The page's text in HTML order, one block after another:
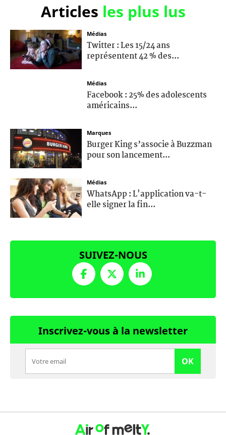
Articles les plus lus
Médias
Twitter : Les 15/24 ans
représentent 42 % des...
Médias
Facebook : 25% des adolescents
américains...
Marques
Burger King s’associe à Buzzman
pour son lancement...
Médias
WhatsApp : L'application va-t-
elle signer la fin...
SUIVEZ-NOUS
Inscrivez-vous à la newsletter
OK